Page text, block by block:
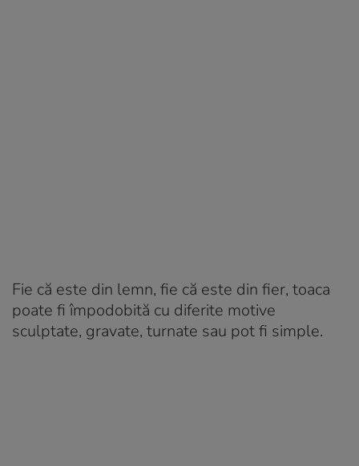
Fie că este din lemn, fie că este din fier, toaca
poate fi împodobită cu diferite motive
sculptate, gravate, turnate sau pot fi simple.